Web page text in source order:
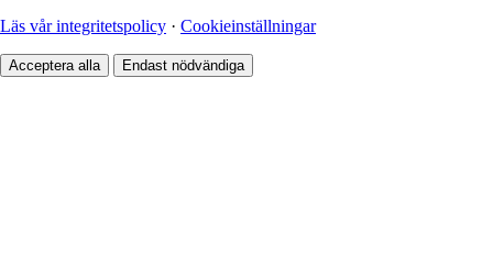
Läs vår integritetspolicy · Cookieinställningar
Acceptera alla Endast nödvändiga